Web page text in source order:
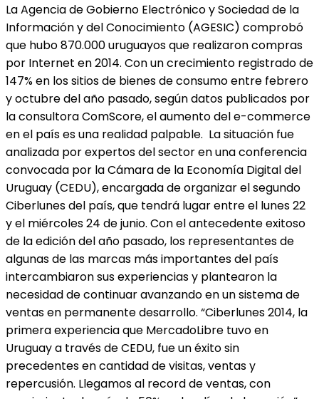
La Agencia de Gobierno Electrónico y Sociedad de la
Información y del Conocimiento (AGESIC) comprobó
que hubo 870.000 uruguayos que realizaron compras
por Internet en 2014. Con un crecimiento registrado de
147% en los sitios de bienes de consumo entre febrero
y octubre del año pasado, según datos publicados por
la consultora ComScore, el aumento del e-commerce
en el país es una realidad palpable. La situación fue
analizada por expertos del sector en una conferencia
convocada por la Cámara de la Economía Digital del
Uruguay (CEDU), encargada de organizar el segundo
Ciberlunes del país, que tendrá lugar entre el lunes 22
y el miércoles 24 de junio. Con el antecedente exitoso
de la edición del año pasado, los representantes de
algunas de las marcas más importantes del país
intercambiaron sus experiencias y plantearon la
necesidad de continuar avanzando en un sistema de
ventas en permanente desarrollo. “Ciberlunes 2014, la
primera experiencia que MercadoLibre tuvo en
Uruguay a través de CEDU, fue un éxito sin
precedentes en cantidad de visitas, ventas y
repercusión. Llegamos al record de ventas, con